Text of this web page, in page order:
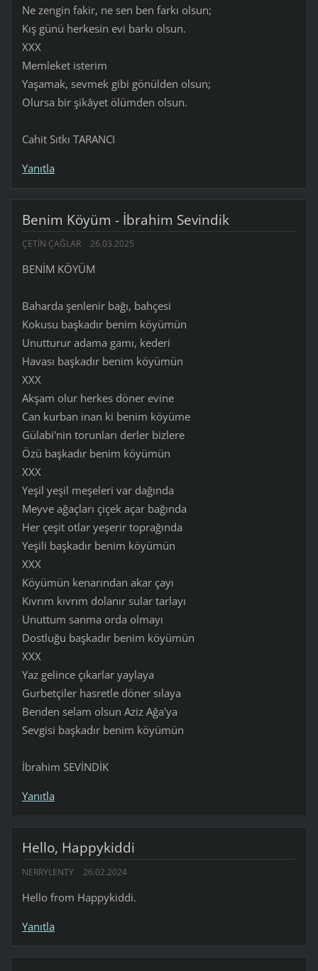
Ne zengin fakir, ne sen ben farkı olsun;
Kış günü herkesin evi barkı olsun.
XXX
Memleket isterim
Yaşamak, sevmek gibi gönülden olsun;
Olursa bir şikâyet ölümden olsun.
Cahit Sıtkı TARANCI
Yanıtla
Benim Köyüm - İbrahim Sevindik
ÇETIN ÇAĞLAR 26.03.2025
BENİM KÖYÜM
Baharda şenlenir bağı, bahçesi
Kokusu başkadır benim köyümün
Unutturur adama gamı, kederi
Havası başkadır benim köyümün
XXX
Akşam olur herkes döner evine
Can kurban inan ki benim köyüme
Gülabi'nin torunları derler bizlere
Özü başkadır benim köyümün
XXX
Yeşil yeşil meşeleri var dağında
Meyve ağaçları çiçek açar bağında
Her çeşit otlar yeşerir toprağında
Yeşili başkadır benim köyümün
XXX
Köyümün kenarından akar çayı
Kıvrım kıvrım dolanır sular tarlayı
Unuttum sanma orda olmayı
Dostluğu başkadır benim köyümün
XXX
Yaz gelince çıkarlar yaylaya
Gurbetçiler hasretle döner sılaya
Benden selam olsun Aziz Ağa'ya
Sevgisi başkadır benim köyümün
İbrahim SEVİNDİK
Yanıtla
Hello, Happykiddi
NERRYLENTY 26.02.2024
Hello from Happykiddi.
Yanıtla